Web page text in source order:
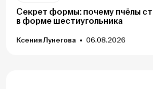
Секрет формы: почему пчёлы
в форме шестиугольника
Ксения Лунегова 06.08.2026